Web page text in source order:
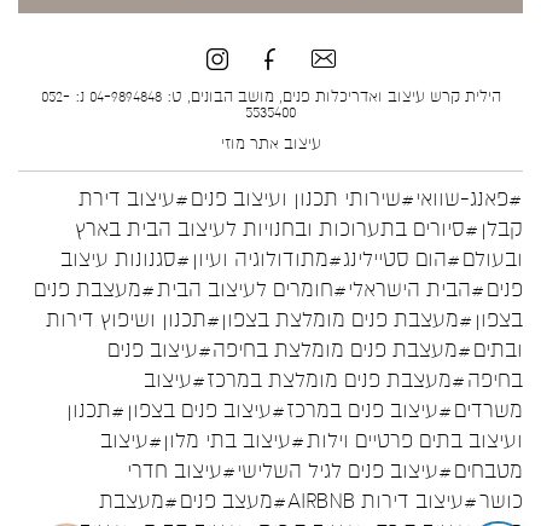
הילית קרש עיצוב ואדריכלות פנים, מושב הבונים, ט: 04-9894848 נ: 052-
5535400
עיצוב אתר מוזי
#פאנג-שוואי#שירותי תכנון ועיצוב פנים#עיצוב דירת
קבלן #סיורים בתערוכות ובחנויות לעיצוב הבית בארץ
ובעולם#הום סטיילינג#מתודולוגיה ועיון #סגנונות עיצוב
פנים#הבית הישראלי#חומרים לעיצוב הבית#מעצבת פנים
בצפון #מעצבת פנים מומלצת בצפון#תכנון ושיפוץ דירות
ובתים#מעצבת פנים מומלצת בחיפה#עיצוב פנים
בחיפה#מעצבת פנים מומלצת במרכז#עיצוב
משרדים#עיצוב פנים במרכז#עיצוב פנים בצפון #תכנון
ועיצוב בתים פרטיים וילות#עיצוב בתי מלון#עיצוב
מטבחים#עיצוב פנים לגיל השלישי#עיצוב חדרי
כושר#עיצוב דירות AIRBNB #מעצב פנים#מעצבת